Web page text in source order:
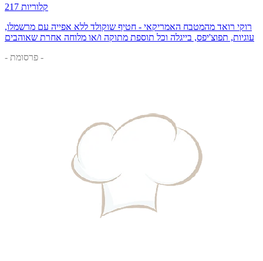
217 קלוריות
רוקי רואד מהמטבח האמריקאי - חטיף שוקולד ללא אפייה עם מרשמלו,
עוגיות, תפוצ'יפס, בייגלה וכל תוספת מתוקה ו/או מלוחה אחרת שאוהבים
- פרסומת -